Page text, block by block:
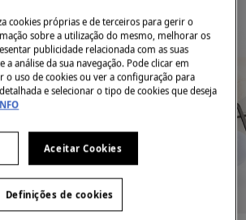
-63% ALGODÃO ESPANHOL
cookies próprias e de terceiros para gerir o
sobre a utilização do mesmo, melhorar os
publicidade relacionada com as suas
a análise da sua navegação. Pode clicar em
o uso de cookies ou ver a configuração para
e selecionar o tipo de cookies que deseja
Aceitar Cookies
Definições de cookies